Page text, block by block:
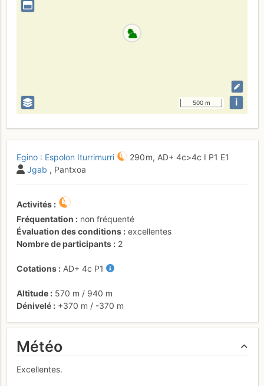
500 m i
Egino : Espolon Iturrimurri 290 m, AD+ 4c>4c I P1 E1
Jgab , Pantxoa
Activités
Fréquentation
non fréquenté
Évaluation des conditions
excellentes
Nombre de participants
2
Cotations AD+ 4c P1
Altitude 570 m / 940 m
Dénivelé
+370 m / -370 m
Météo
Excellentes.